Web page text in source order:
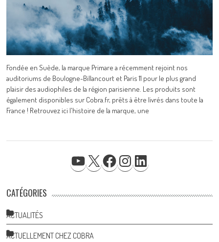
Fondée en Suède, la marque Primare a récemment rejoint nos
auditoriums de Boulogne-Billancourt et Paris 11 pour le plus grand
plaisir des audiophiles de la région parisienne. Les produits sont
également disponibles sur Cobra.fr, prêts à être livrés dans toute la
France ! Retrouvez ici l'histoire de la marque, une
YOUTUBE
CATÉGORIES
ACTUALITÉS
ACTUELLEMENT CHEZ COBRA